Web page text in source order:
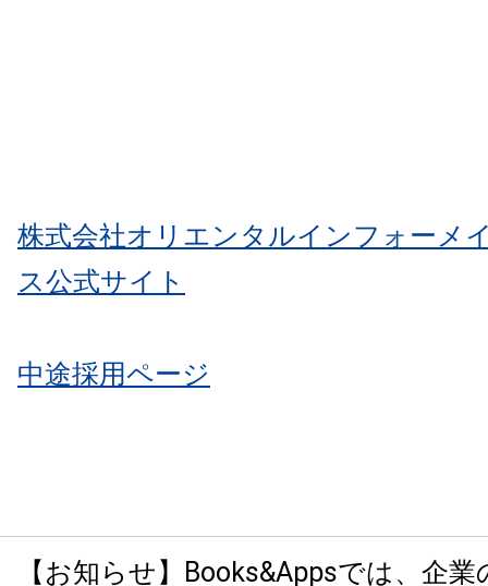
株式会社オリエンタルインフォーメ
ス公式サイト
中途採用ページ
【お知らせ】Books&Appsでは、企